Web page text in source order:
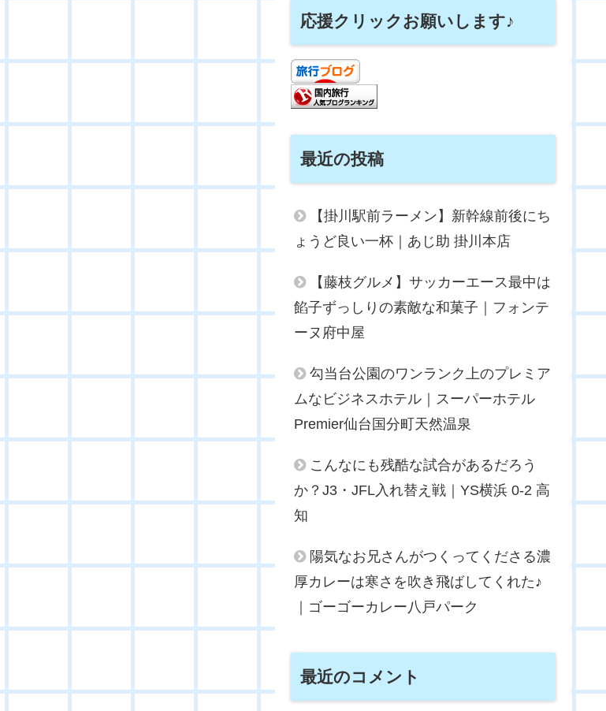
応援クリックお願いします♪
最近の投稿
【掛川駅前ラーメン】新幹線前後にち
ょうど良い一杯｜あじ助 掛川本店
【藤枝グルメ】サッカーエース最中は
餡子ずっしりの素敵な和菓子｜フォンテ
ーヌ府中屋
勾当台公園のワンランク上のプレミア
ムなビジネスホテル｜スーパーホテル
Premier仙台国分町天然温泉
こんなにも残酷な試合があるだろう
か？J3・JFL入れ替え戦｜YS横浜 0-2 高
知
陽気なお兄さんがつくってくださる濃
厚カレーは寒さを吹き飛ばしてくれた♪
｜ゴーゴーカレー八戸パーク
最近のコメント